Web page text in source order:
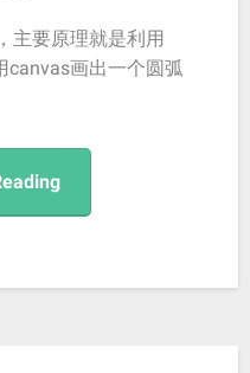
主要原理就是利用
canvas画出一个圆弧